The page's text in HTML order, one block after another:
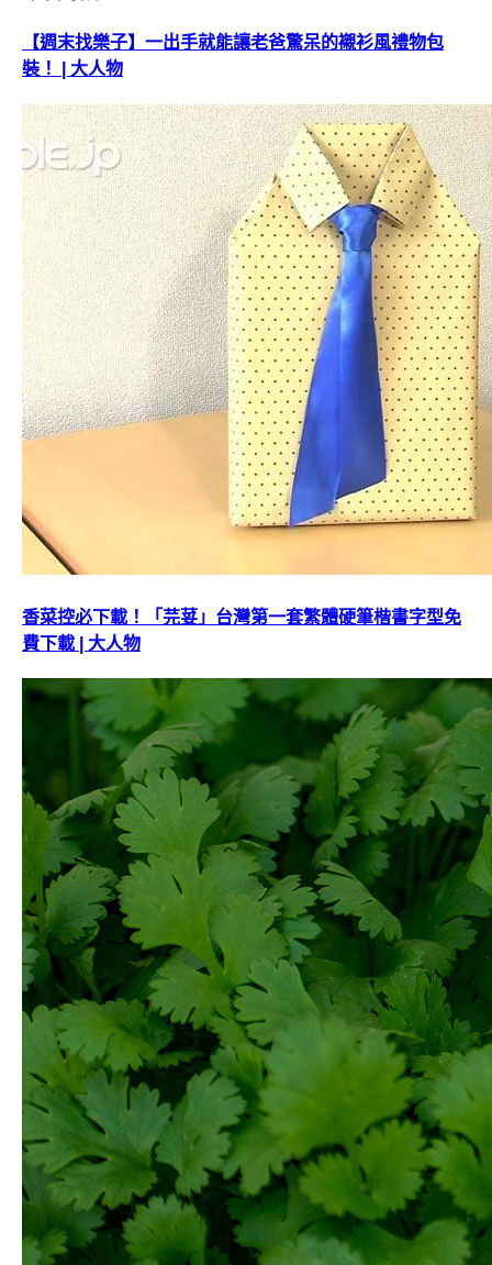
【週末找樂子】一出手就能讓老爸驚呆的襯衫風禮物包
裝！ | 大人物
香菜控必下載！「芫荽」台灣第一套繁體硬筆楷書字型免
費下載 | 大人物